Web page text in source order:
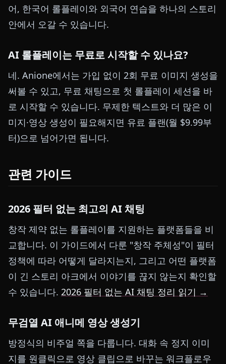
어, 한국어 롤플레이와 외국어 연습을 하나의 스토리
안에서 오갈 수 있습니다.
AI 롤플레이는 무료로 시작할 수 있나요?
네. Anione에서는 가입 없이 2회 무료 이미지 생성을
써볼 수 있고, 무료 채팅으로 첫 롤플레이 세션을 바
로 시작할 수 있습니다. 무제한 텍스트와 더 많은 이
미지·영상 생성이 필요해지면 유료 플랜(월 $9.99부
터)으로 넘어가면 됩니다.
관련 가이드
2026 필터 없는 최고의 AI 채팅
창작 제약 없는 롤플레이를 지원하는 플랫폼들을 비
교합니다. 이 가이드에서 다룬 "창작 주체성"이 필터
정책에 따라 어떻게 달라지는지, 그리고 어떤 플랫폼
이 긴 스토리 아크에서 이야기를 끊지 않는지 확인할
수 있습니다. 2026 필터 없는 AI 채팅 정리 읽기 →
무검열 AI 애니메 영상 생성기
방정식의 비주얼 쪽을 다룹니다. 대화 속 정지 이미
지를 원클릭으로 영상 클립으로 바꾸는 워크플로우